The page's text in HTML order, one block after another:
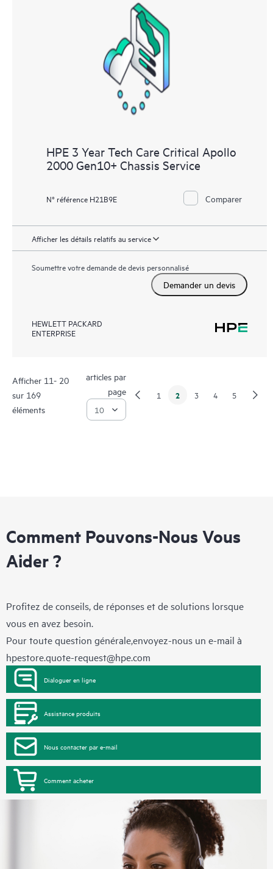
HPE 3 Year Tech Care Critical Apollo
2000 Gen10+ Chassis Service
N° référence H21B9E Comparer
Afficher les détails relatifs au service
Soumettre votre demande de devis personnalisé
Demander un devis
HEWLETT PACKARD
ENTERPRISE
Afficher 11- 20
sur 169
éléments
articles par
page
1 2 3 4 5
Comment Pouvons-Nous Vous
Aider ?
Profitez de conseils, de réponses et de solutions lorsque
vous en avez besoin.
Pour toute question générale,envoyez-nous un e-mail à
hpestore.quote-request@hpe.com
Dialoguer en ligne
Assistance produits
Nous contacter par e-mail
Comment acheter